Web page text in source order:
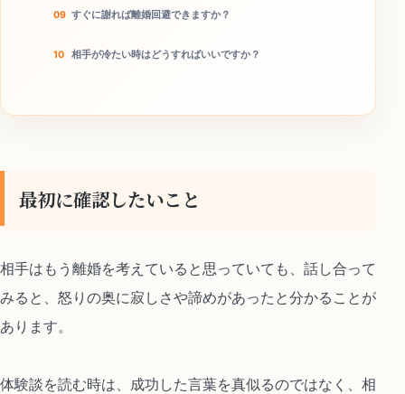
すぐに謝れば離婚回避できますか？
相手が冷たい時はどうすればいいですか？
最初に確認したいこと
相手はもう離婚を考えていると思っていても、話し合って
みると、怒りの奥に寂しさや諦めがあったと分かることが
あります。
体験談を読む時は、成功した言葉を真似るのではなく、相